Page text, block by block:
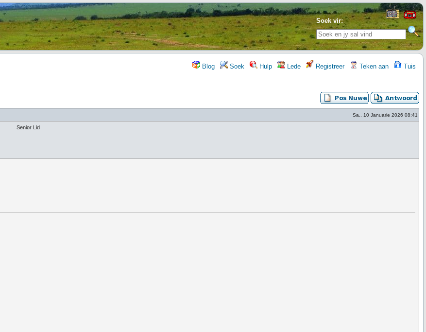
Soek vir:
Blog Soek Hulp Lede Registreer Teken aan Tuis
Sa., 10 Januarie 2026 08:41
Senior Lid